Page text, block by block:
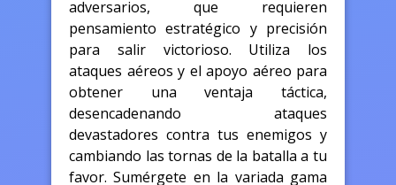
adversarios, que requieren
pensamiento estratégico y precisión
para salir victorioso. Utiliza los
ataques aéreos y el apoyo aéreo para
obtener una ventaja táctica,
desencadenando ataques
devastadores contra tus enemigos y
cambiando las tornas de la batalla a tu
favor. Sumérgete en la variada gama